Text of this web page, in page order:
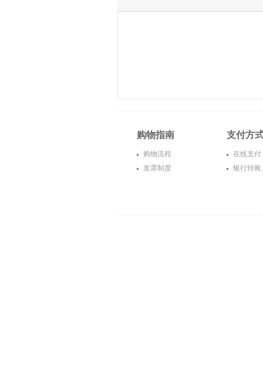
购物指南
购物流程
发票制度
支付方
在线支付
银行转账